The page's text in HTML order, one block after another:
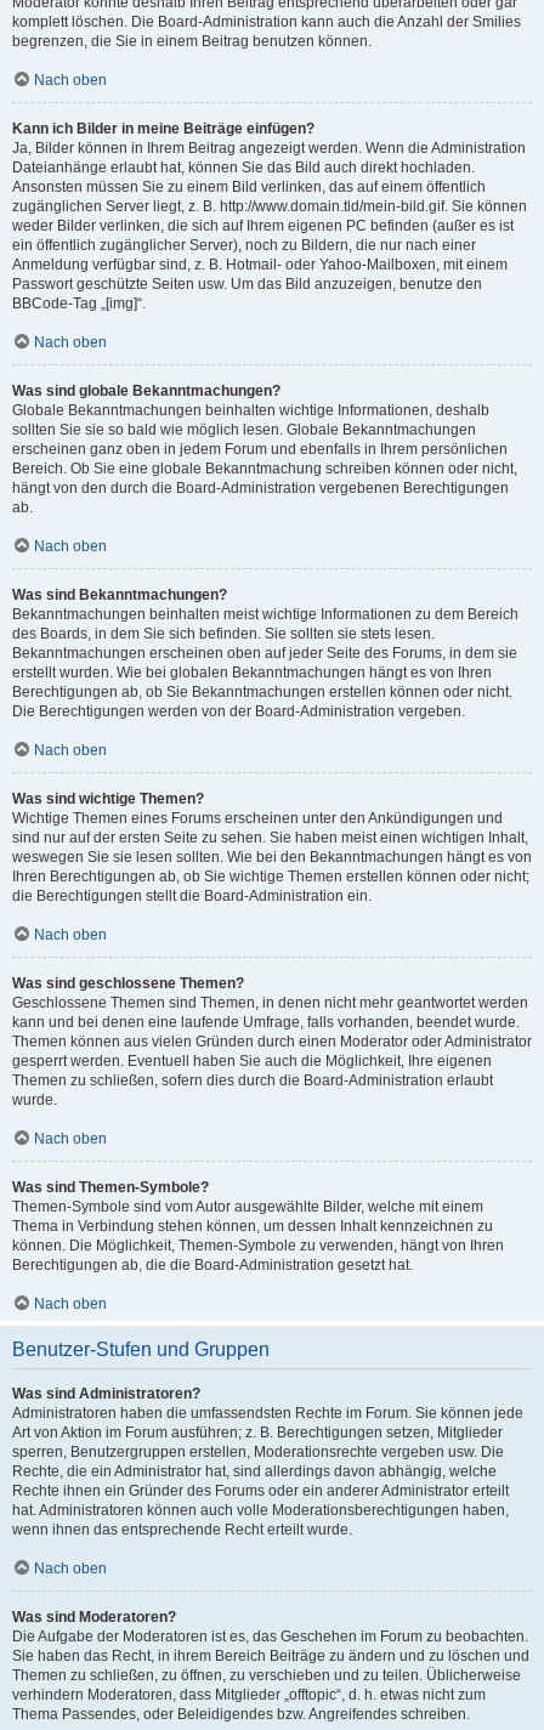
komplett löschen. Die Board-Administration kann auch die Anzahl der Smilies
begrenzen, die Sie in einem Beitrag benutzen können.
Nach oben
Kann ich Bilder in meine Beiträge einfügen?
Ja, Bilder können in Ihrem Beitrag angezeigt werden. Wenn die Administration
Dateianhänge erlaubt hat, können Sie das Bild auch direkt hochladen.
Ansonsten müssen Sie zu einem Bild verlinken, das auf einem öffentlich
zugänglichen Server liegt, z. B. http://www.domain.tld/mein-bild.gif. Sie können
weder Bilder verlinken, die sich auf Ihrem eigenen PC befinden (außer es ist
ein öffentlich zugänglicher Server), noch zu Bildern, die nur nach einer
Anmeldung verfügbar sind, z. B. Hotmail- oder Yahoo-Mailboxen, mit einem
Passwort geschützte Seiten usw. Um das Bild anzuzeigen, benutze den
BBCode-Tag „[img]“.
Nach oben
Was sind globale Bekanntmachungen?
Globale Bekanntmachungen beinhalten wichtige Informationen, deshalb
sollten Sie sie so bald wie möglich lesen. Globale Bekanntmachungen
erscheinen ganz oben in jedem Forum und ebenfalls in Ihrem persönlichen
Bereich. Ob Sie eine globale Bekanntmachung schreiben können oder nicht,
hängt von den durch die Board-Administration vergebenen Berechtigungen
ab.
Nach oben
Was sind Bekanntmachungen?
Bekanntmachungen beinhalten meist wichtige Informationen zu dem Bereich
des Boards, in dem Sie sich befinden. Sie sollten sie stets lesen.
Bekanntmachungen erscheinen oben auf jeder Seite des Forums, in dem sie
erstellt wurden. Wie bei globalen Bekanntmachungen hängt es von Ihren
Berechtigungen ab, ob Sie Bekanntmachungen erstellen können oder nicht.
Die Berechtigungen werden von der Board-Administration vergeben.
Nach oben
Was sind wichtige Themen?
Wichtige Themen eines Forums erscheinen unter den Ankündigungen und
sind nur auf der ersten Seite zu sehen. Sie haben meist einen wichtigen Inhalt,
weswegen Sie sie lesen sollten. Wie bei den Bekanntmachungen hängt es von
Ihren Berechtigungen ab, ob Sie wichtige Themen erstellen können oder nicht;
die Berechtigungen stellt die Board-Administration ein.
Nach oben
Was sind geschlossene Themen?
Geschlossene Themen sind Themen, in denen nicht mehr geantwortet werden
kann und bei denen eine laufende Umfrage, falls vorhanden, beendet wurde.
Themen können aus vielen Gründen durch einen Moderator oder Administrator
gesperrt werden. Eventuell haben Sie auch die Möglichkeit, Ihre eigenen
Themen zu schließen, sofern dies durch die Board-Administration erlaubt
wurde.
Nach oben
Was sind Themen-Symbole?
Themen-Symbole sind vom Autor ausgewählte Bilder, welche mit einem
Thema in Verbindung stehen können, um dessen Inhalt kennzeichnen zu
können. Die Möglichkeit, Themen-Symbole zu verwenden, hängt von Ihren
Berechtigungen ab, die die Board-Administration gesetzt hat.
Nach oben
Benutzer-Stufen und Gruppen
Was sind Administratoren?
Administratoren haben die umfassendsten Rechte im Forum. Sie können jede
Art von Aktion im Forum ausführen; z. B. Berechtigungen setzen, Mitglieder
sperren, Benutzergruppen erstellen, Moderationsrechte vergeben usw. Die
Rechte, die ein Administrator hat, sind allerdings davon abhängig, welche
Rechte ihnen ein Gründer des Forums oder ein anderer Administrator erteilt
hat. Administratoren können auch volle Moderationsberechtigungen haben,
wenn ihnen das entsprechende Recht erteilt wurde.
Nach oben
Was sind Moderatoren?
Die Aufgabe der Moderatoren ist es, das Geschehen im Forum zu beobachten.
Sie haben das Recht, in ihrem Bereich Beiträge zu ändern und zu löschen und
Themen zu schließen, zu öffnen, zu verschieben und zu teilen. Üblicherweise
verhindern Moderatoren, dass Mitglieder „offtopic“, d. h. etwas nicht zum
Thema Passendes, oder Beleidigendes bzw. Angreifendes schreiben.